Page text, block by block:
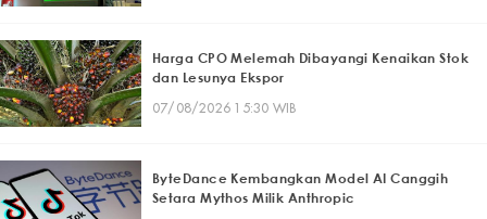
Harga CPO Melemah Dibayangi Kenaikan Stok
dan Lesunya Ekspor
07/08/2026 15:30 WIB
ByteDance Kembangkan Model AI Canggih
Setara Mythos Milik Anthropic